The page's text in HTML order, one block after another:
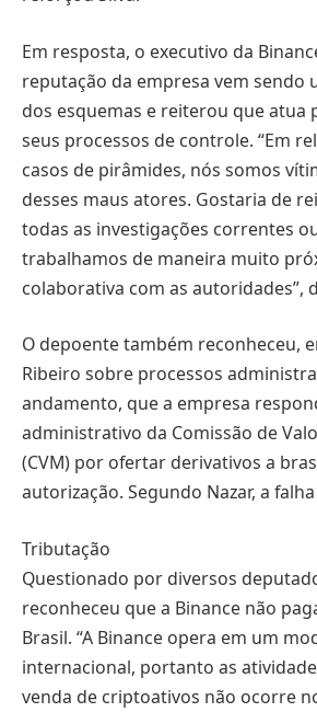
Em resposta, o executivo da
reputação da empresa vem sendo
dos esquemas e reiterou que atua
seus processos de controle. “Em
casos de pirâmides, nós somos
desses maus atores. Gostaria de
todas as investigações correntes
trabalhamos de maneira muito
colaborativa com as autoridades”,
O depoente também reconheceu,
Ribeiro sobre processos
andamento, que a empresa
administrativo da Comissão de
(CVM) por ofertar derivativos a
autorização. Segundo Nazar, a
Tributação
Questionado por diversos
reconheceu que a Binance não
Brasil. “A Binance opera em um
internacional, portanto as
venda de criptoativos não ocorre